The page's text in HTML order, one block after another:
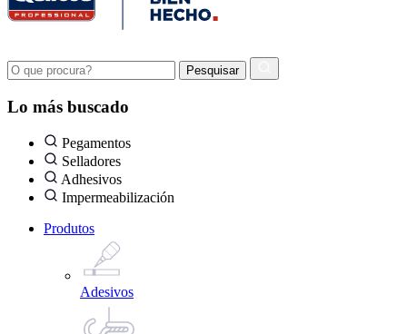
Lo más buscado
Pegamentos
Selladores
Adhesivos
Impermeabilización
Produtos
Adesivos